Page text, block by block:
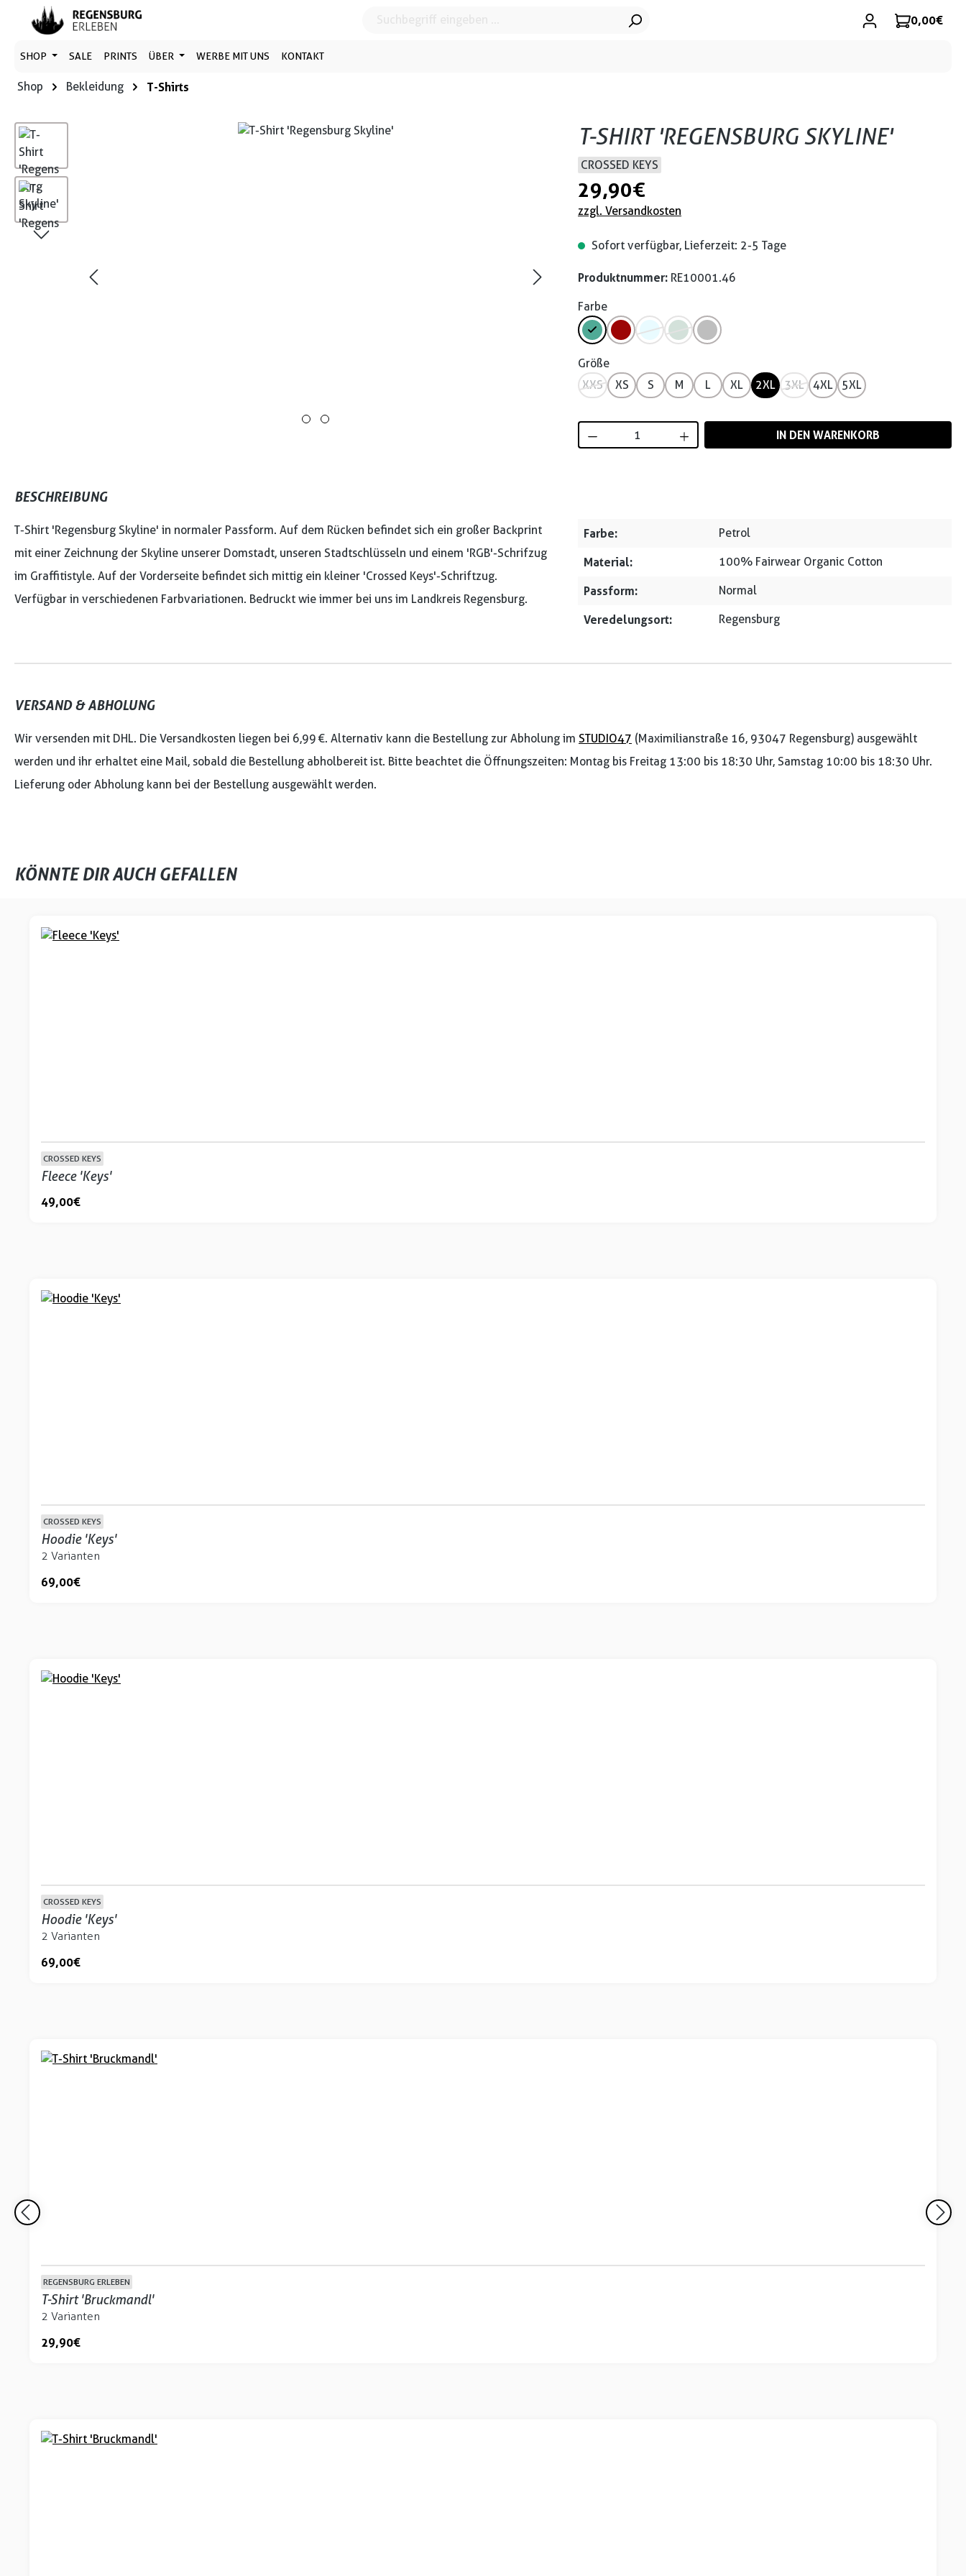
Hauptinhalt springen
Zur Suche springen
Zur Hauptnavigation springen 0,00 €
SHOP SALE PRINTS ÜBER WERBE MIT UNS KONTAKT
Shop Bekleidung T-Shirts
Bildergalerie überspringen T-SHIRT 'REGENSBURG SKYLINE'
CROSSED KEYS
29,90 €
zzgl. Versandkosten
Sofort verfügbar, Lieferzeit: 2-5 Tage
Produktnummer: RE10001.46
Farbe
Größe
XXS
XS S M L XL 2XL 3XL 4XL 5XL
Produkt Anzahl: Gib den gewünschten Wert ein
IN DEN WARENKORB
BESCHREIBUNG
T-Shirt 'Regensburg Skyline' in normaler Passform. Auf dem Rücken befindet sich ein großer Backprint
mit einer Zeichnung der Skyline unserer Domstadt, unseren Stadtschlüsseln und einem 'RGB'-Schrifzug
im Graffitistyle. Auf der Vorderseite befindet sich mittig ein kleiner 'Crossed Keys'-Schriftzug.
Verfügbar in verschiedenen Farbvariationen. Bedruckt wie immer bei uns im Landkreis Regensburg.
Farbe: Petrol
Material: 100% Fairwear Organic Cotton
Passform: Normal
Veredelungsort: Regensburg
VERSAND & ABHOLUNG
Wir versenden mit DHL. Die Versandkosten liegen bei 6,99 €. Alternativ kann die Bestellung zur Abholung im STUDIO47 (Maximilianstraße 16, 93047 Regensburg) ausgewählt
werden und ihr erhaltet eine Mail, sobald die Bestellung abholbereit ist. Bitte beachtet die Öffnungszeiten: Montag bis Freitag 13:00 bis 18:30 Uhr, Samstag 10:00 bis 18:30 Uhr.
Lieferung oder Abholung kann bei der Bestellung ausgewählt werden.
KÖNNTE DIR AUCH GEFALLEN
CROSSED KEYS
Fleece 'Keys'
49,00 €
CROSSED KEYS
Hoodie 'Keys'
2 Varianten
69,00 €
CROSSED KEYS
Hoodie 'Keys'
2 Varianten
69,00 €
REGENSBURG ERLEBEN
T-Shirt 'Bruckmandl'
2 Varianten
29,90 €